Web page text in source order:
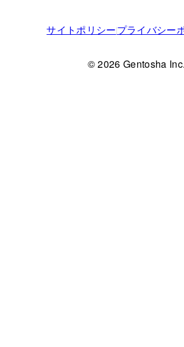
サイトポリシープライバシー
© 2026 Gentosha Inc.